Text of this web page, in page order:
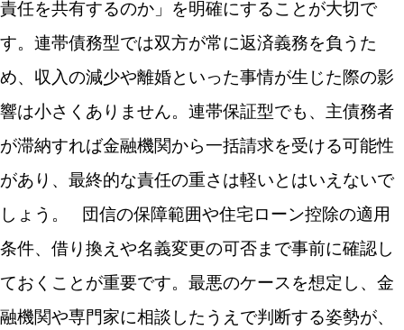
責任を共有するのか」を明確にすることが大切で
す。連帯債務型では双方が常に返済義務を負うた
め、収入の減少や離婚といった事情が生じた際の影
響は小さくありません。連帯保証型でも、主債務者
が滞納すれば金融機関から一括請求を受ける可能性
があり、最終的な責任の重さは軽いとはいえないで
しょう。
団信の保障範囲や住宅ローン控除の適用
条件、借り換えや名義変更の可否まで事前に確認し
ておくことが重要です。最悪のケースを想定し、金
融機関や専門家に相談したうえで判断する姿勢が、